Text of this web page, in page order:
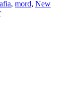
, mord, New
zu